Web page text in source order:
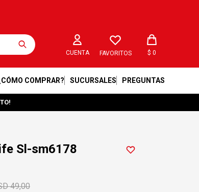
COMPRAR? SUCURSALES PREGUNTAS
FAVORITOS $ 0
Sl-sm6178
49,00